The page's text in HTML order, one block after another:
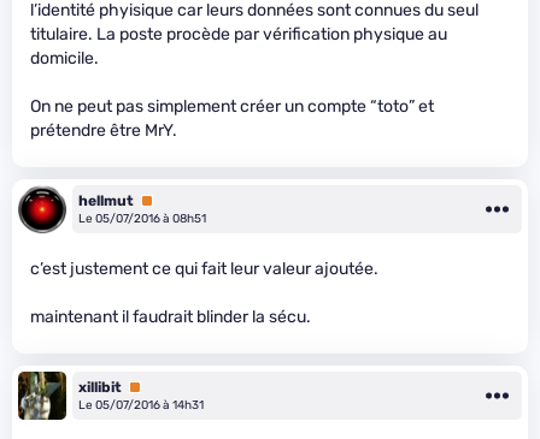
l’identité phyisique car leurs données sont connues du seul
titulaire. La poste procède par vérification physique au
domicile.
On ne peut pas simplement créer un compte “toto” et
prétendre être MrY.
hellmut Premium
Le 05/07/2016 à 08h51
c’est justement ce qui fait leur valeur ajoutée.
maintenant il faudrait blinder la sécu.
xillibit Premium
Le 05/07/2016 à 14h31